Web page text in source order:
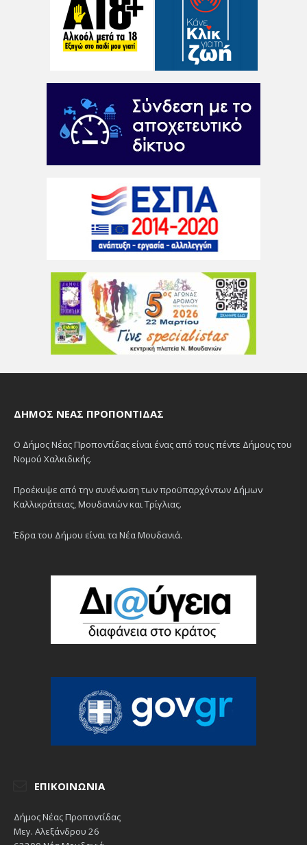
ΔΉΜΟΣ ΝΈΑΣ ΠΡΟΠΟΝΤΊΔΑΣ
Ο Δήμος Νέας Προποντίδας είναι ένας από τους πέντε Δήμους του
Νομού Χαλκιδικής.
Προέκυψε από την συνένωση των προϋπαρχόντων Δήμων
Καλλικράτειας, Μουδανιών και Τρίγλιας.
Έδρα του Δήμου είναι τα Νέα Μουδανιά.
ΕΠΙΚΟΙΝΩΝΊΑ
Δήμος Νέας Προποντίδας
Μεγ. Αλεξάνδρου 26